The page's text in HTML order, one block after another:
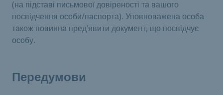
(на підставі письмової довіреності та вашого
посвідчення особи/паспорта). Уповноважена особа
також повинна пред’явити документ, що посвідчує
особу.
Передумови